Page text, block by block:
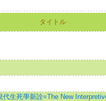
タイトル
代生死學新詮=The New